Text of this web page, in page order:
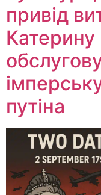
привід
Катерину
путіна